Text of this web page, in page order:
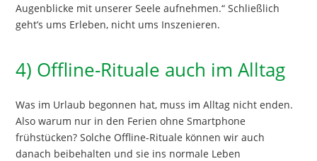
Augenblicke mit unserer Seele aufnehmen.“ Schließlich
geht’s ums Erleben, nicht ums Inszenieren.
4) Offline-Rituale auch im Alltag
Was im Urlaub begonnen hat, muss im Alltag nicht enden.
Also warum nur in den Ferien ohne Smartphone
frühstücken? Solche Offline-Rituale können wir auch
danach beibehalten und sie ins normale Leben